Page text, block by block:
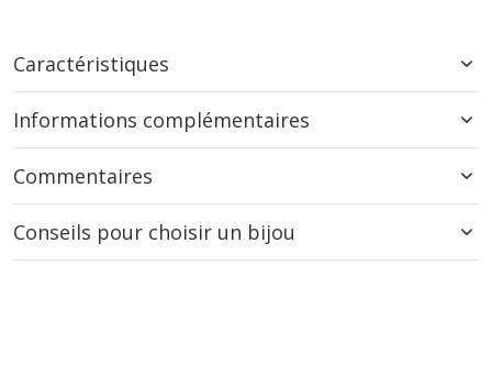
Caractéristiques
Informations complémentaires
Commentaires
Conseils pour choisir un bijou